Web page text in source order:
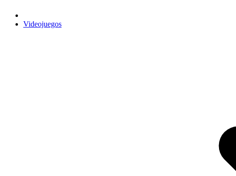
Videojuegos